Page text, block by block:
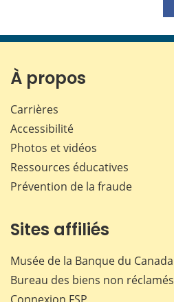
À propos
Carrières
Accessibilité
Photos et vidéos
Ressources éducatives
Prévention de la fraude
Sites affiliés
Musée de la Banque du Canada
Bureau des biens non réclamés